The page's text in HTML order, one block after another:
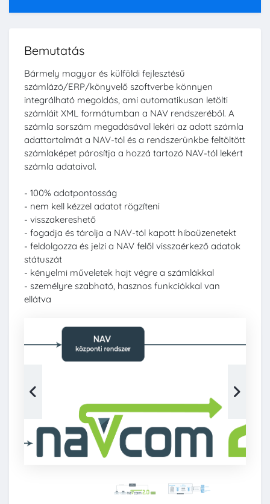
Bemutatás
Bármely magyar és külföldi fejlesztésű
számlázó/ERP/könyvelő szoftverbe könnyen
integrálható megoldás, ami automatikusan letölti
számláit XML formátumban a NAV rendszeréből​. A
számla sorszám megadásával lekéri az adott számla
adattartalmát a NAV-tól és a rendszerünkbe feltöltött
számlaképet párosítja a hozzá tartozó NAV-tól lekért
számla adataival.
- 100% adatpontosság
- nem kell kézzel adatot rögzíteni
- visszakereshető
- fogadja és tárolja a NAV-tól kapott hibaüzenetekt
- feldolgozza és jelzi a NAV felől visszaérkező adatok
státuszát
- kényelmi műveletek hajt végre a számlákkal
- személyre szabható, hasznos funkciókkal van
ellátva